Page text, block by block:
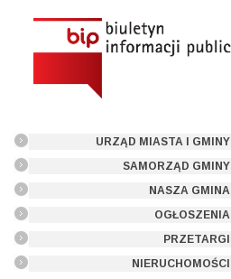
URZĄD MIASTA I GMINY
SAMORZĄD GMINY
NASZA GMINA
OGŁOSZENIA
PRZETARGI
NIERUCHOMOŚCI